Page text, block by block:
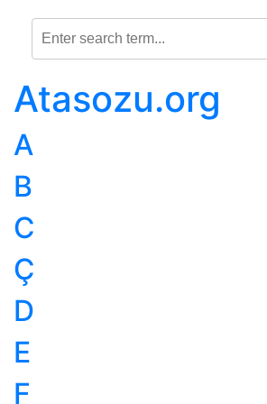
Atasozu.org
A
B
C
Ç
D
E
F